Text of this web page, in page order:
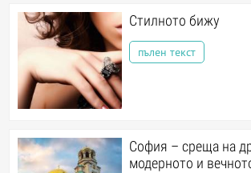
Стилното бижу
пълен текст
София – среща на
модерното и